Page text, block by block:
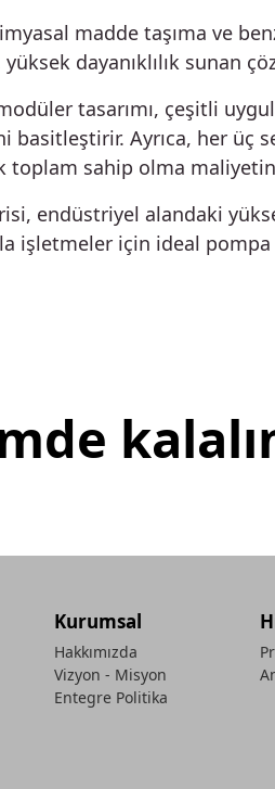
madde taşıma ve
dayanıklılık sunan
tasarımı, çeşitli
basitleştirir. Ayrıca, her
toplam sahip olma
endüstriyel alandaki
işletmeler için ideal
Kurumsal
Hakkımızda
Vizyon - Misyon
Entegre Politika